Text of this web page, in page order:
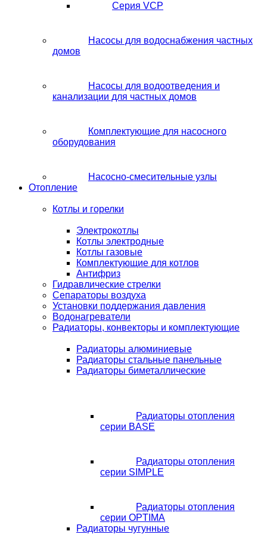
Серия VCP
Насосы для водоснабжения частных
домов
Насосы для водоотведения и
канализации для частных домов
Комплектующие для насосного
оборудования
Насосно-смесительные узлы
Отопление
Котлы и горелки
Электрокотлы
Котлы электродные
Котлы газовые
Комплектующие для котлов
Антифриз
Гидравлические стрелки
Сепараторы воздуха
Установки поддержания давления
Водонагреватели
Радиаторы, конвекторы и комплектующие
Радиаторы алюминиевые
Радиаторы стальные панельные
Радиаторы биметаллические
Радиаторы отопления
серии BASE
Радиаторы отопления
серии SIMPLE
Радиаторы отопления
серии OPTIMA
Радиаторы чугунные